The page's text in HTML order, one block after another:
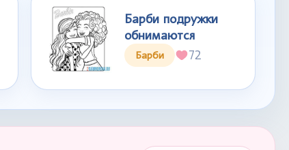
Барби подружки
обнимаются
Барби 72